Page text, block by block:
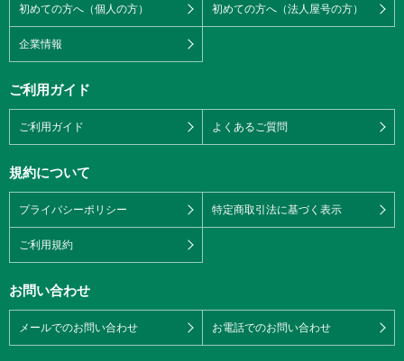
初めての方へ（個人の方） 初めての方へ（法人屋号の方）
企業情報
ご利用ガイド
ご利用ガイド よくあるご質問
規約について
プライバシーポリシー 特定商取引法に基づく表示
ご利用規約
お問い合わせ
メールでのお問い合わせ お電話でのお問い合わせ